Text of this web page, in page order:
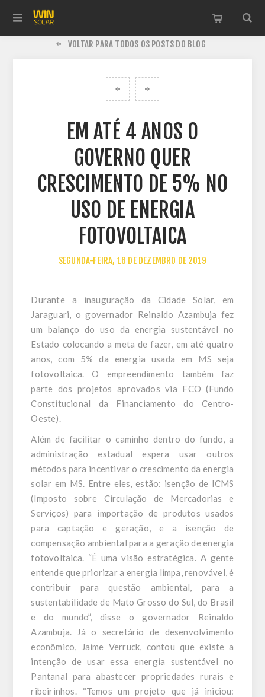
VOLTAR PARA TODOS OS POSTS DO BLOG
EM ATÉ 4 ANOS O
GOVERNO QUER
CRESCIMENTO DE 5% NO
USO DE ENERGIA
FOTOVOLTAICA
SEGUNDA-FEIRA, 16 DE DEZEMBRO DE 2019
Durante a inauguração da Cidade Solar, em
Jaraguari, o governador Reinaldo Azambuja fez
um balanço do uso da energia sustentável no
Estado colocando a meta de fazer, em até quatro
anos, com 5% da energia usada em MS seja
fotovoltaica. O empreendimento também faz
parte dos projetos aprovados via FCO (Fundo
Constitucional da Financiamento do Centro-
Oeste).
Além de facilitar o caminho dentro do fundo, a
administração estadual espera usar outros
métodos para incentivar o crescimento da energia
solar em MS. Entre eles, estão: isenção de ICMS
(Imposto sobre Circulação de Mercadorias e
Serviços) para importação de produtos usados
para captação e geração, e a isenção de
compensação ambiental para a geração de energia
fotovoltaica. “É uma visão estratégica. A gente
entende que priorizar a energia limpa, renovável, é
contribuir para questão ambiental, para a
sustentabilidade de Mato Grosso do Sul, do Brasil
e do mundo”, disse o governador Reinaldo
Azambuja. Já o secretário de desenvolvimento
econômico, Jaime Verruck, contou que existe a
intenção de usar essa energia sustentável no
Pantanal para abastecer propriedades rurais e
ribeirinhos. “Temos um projeto que já iniciou: